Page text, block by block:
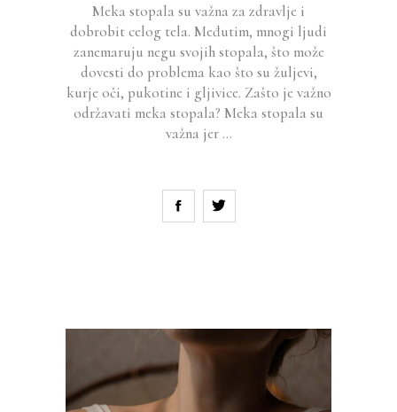
Meka stopala su važna za zdravlje i
dobrobit celog tela. Međutim, mnogi ljudi
zanemaruju negu svojih stopala, što može
dovesti do problema kao što su žuljevi,
kurje oči, pukotine i gljivice. Zašto je važno
održavati meka stopala? Meka stopala su
važna jer